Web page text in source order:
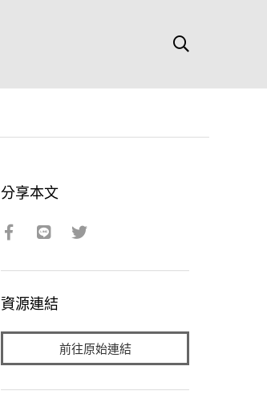
分享本文
資源連結
前往原始連結